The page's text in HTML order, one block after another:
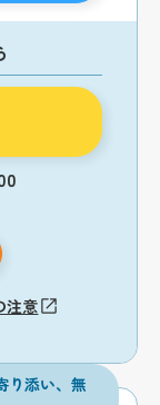
注意
り添い、無